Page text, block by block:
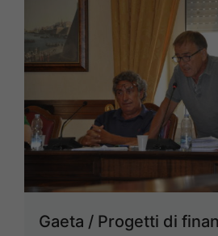
Gaeta / Progetti di